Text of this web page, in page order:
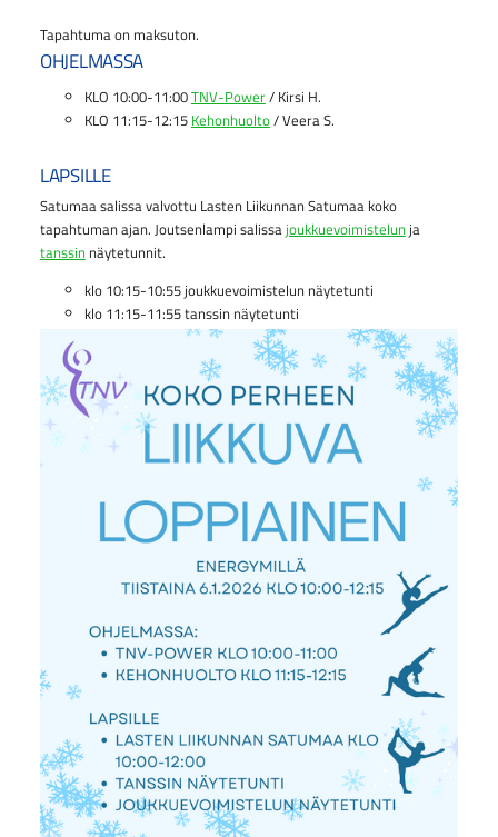
Tapahtuma on maksuton.
OHJELMASSA
KLO 10:00-11:00TNV-Power/ Kirsi H.
KLO 11:15-12:15 Kehonhuolto/ Veera S.
LAPSILLE
Satumaa salissa valvottu Lasten Liikunnan Satumaa koko
tapahtuman ajan. Joutsenlampi salissa joukkuevoimistelunja
tanssinnäytetunnit.
klo 10:15-10:55 joukkuevoimistelun näytetunti
klo 11:15-11:55 tanssin näytetunti